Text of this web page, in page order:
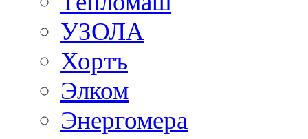
УЗОЛА
Хортъ
Элком
Энергомера